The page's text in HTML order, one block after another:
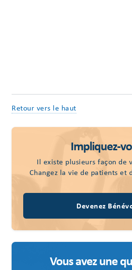
Retour vers le haut
Impliquez-
Il existe plusieurs façon de
Changez la vie de patients et
Devenez
Vous avez une